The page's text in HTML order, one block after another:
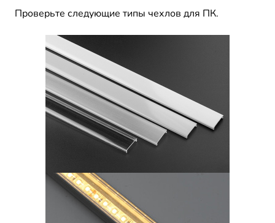
Проверьте следующие типы чехлов для ПК.